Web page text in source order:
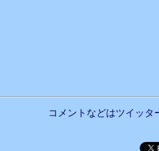
コメントなどはツイッタ